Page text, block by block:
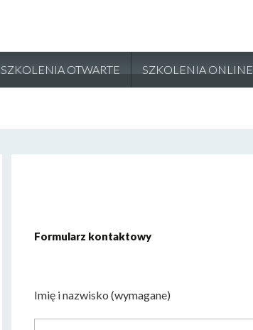
SZKOLENIA OTWARTE SZKOLENIA ONLINE
Formularz kontaktowy
Imię i nazwisko (wymagane)